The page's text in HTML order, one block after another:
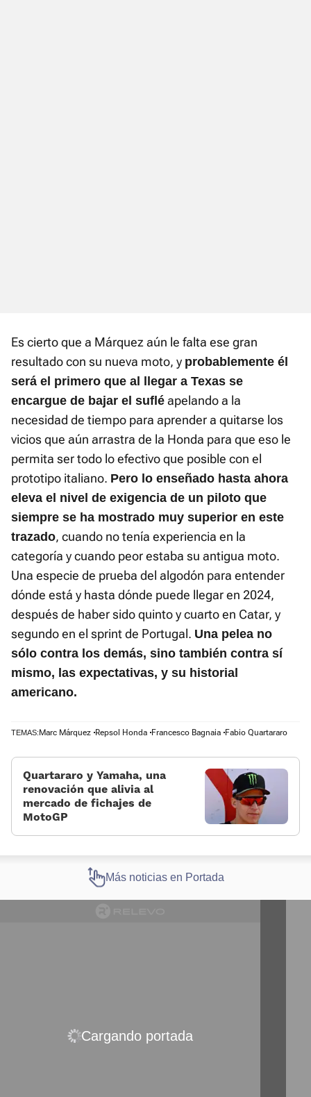
Es cierto que a Márquez aún le falta ese gran
resultado con su nueva moto, y probablemente él
será el primero que al llegar a Texas se
encargue de bajar el suflé apelando a la
necesidad de tiempo para aprender a quitarse los
vicios que aún arrastra de la Honda para que eso le
permita ser todo lo efectivo que posible con el
prototipo italiano. Pero lo enseñado hasta ahora
eleva el nivel de exigencia de un piloto que
siempre se ha mostrado muy superior en este
trazado, cuando no tenía experiencia en la
categoría y cuando peor estaba su antigua moto.
Una especie de prueba del algodón para entender
dónde está y hasta dónde puede llegar en 2024,
después de haber sido quinto y cuarto en Catar, y
segundo en el sprint de Portugal. Una pelea no
sólo contra los demás, sino también contra sí
mismo, las expectativas, y su historial
americano.
TEMAS:Marc Márquez Repsol Honda Francesco Bagnaia Fabio Quartararo
Quartararo y Yamaha, una
renovación que alivia al
mercado de fichajes de
MotoGP
Más noticias en Portada
Cargando portada